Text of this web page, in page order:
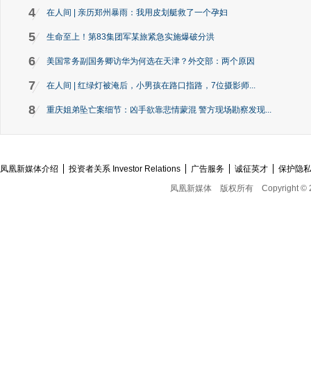
4 在人间 | 亲历郑州暴雨：我用皮划艇救了一个孕妇
5 生命至上！第83集团军某旅紧急实施爆破分洪
6 美国常务副国务卿访华为何选在天津？外交部：两个原因
7 在人间 | 红绿灯被淹后，小男孩在路口指路，7位摄影师...
8 重庆姐弟坠亡案细节：凶手欲靠悲情蒙混 警方现场勘察发现...
凤凰新媒体介绍 投资者关系 Investor Relations 广告服务 诚征英才
保护隐
凤凰新媒体
版权所有 Copyright ©